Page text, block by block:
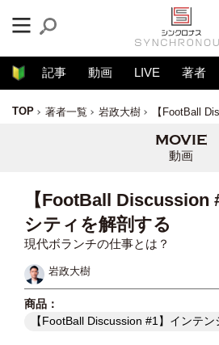
記事 動画 LIVE 著者
TOP 著者一覧 岩政大樹 【FootBall
動画
【FootBall Discussion
シティを解剖する
現代ボランチの仕事とは？
岩政大樹
【FootBall Discussion #1】インテ